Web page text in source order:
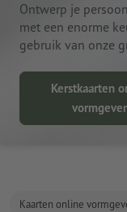
Ontwerp je
met een enorme
gebruik van onze
Kerstkaarten
Kaarten online